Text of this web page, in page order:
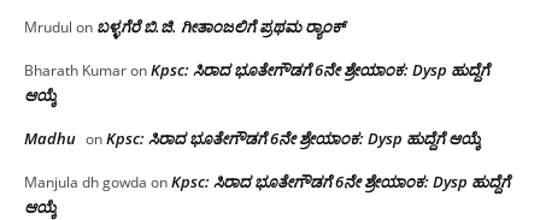
Mrudul on ಬಳ್ಳಗೆರೆ ಬಿ.ಜಿ. ಗೀತಾಂಜಲಿಗೆ ಪ್ರಥಮ ರ‌್ಯಾಂಕ್
Bharath KumaronKpsc: ಸಿರಾದ ಭೂತೇಗೌಡಗೆ 6ನೇ ಶ್ರೇಯಾಂಕ: Dysp ಹುದ್ದೆಗೆ
ಆಯ್ಕೆ
Madhu onKpsc: ಸಿರಾದ ಭೂತೇಗೌಡಗೆ 6ನೇ ಶ್ರೇಯಾಂಕ: Dysp ಹುದ್ದೆಗೆ ಆಯ್ಕೆ
Manjula dh gowda onKpsc: ಸಿರಾದ ಭೂತೇಗೌಡಗೆ 6ನೇ ಶ್ರೇಯಾಂಕ: Dysp ಹುದ್ದೆಗೆ
ಆಯ್ಕೆ